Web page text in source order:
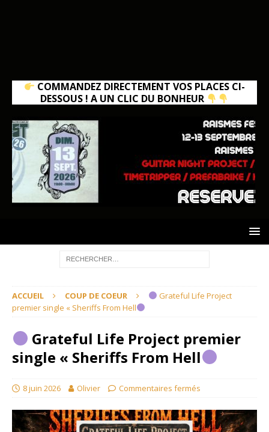
COMMANDEZ DIRECTEMENT VOS PLACES CI-
DESSOUS ! A UN CLIC DU BONHEUR
ACCUEIL COUP DE COEUR
Grateful Life Project
premier single « Sheriffs From Hell
Grateful Life Project premier
single « Sheriffs From Hell
8 juin 2026 Olivier Commentaires fermés